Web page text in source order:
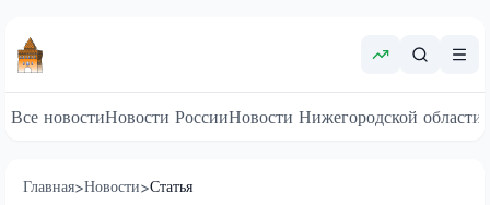
Все новостиНовости РоссииНовости Нижегородской области
Главная>Новости>Статья